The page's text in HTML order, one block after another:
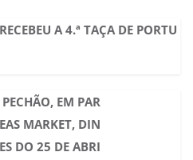
A 4.ª TAÇA DE PORTU
EM PAR
MARKET, DIN
DO 25 DE ABRI